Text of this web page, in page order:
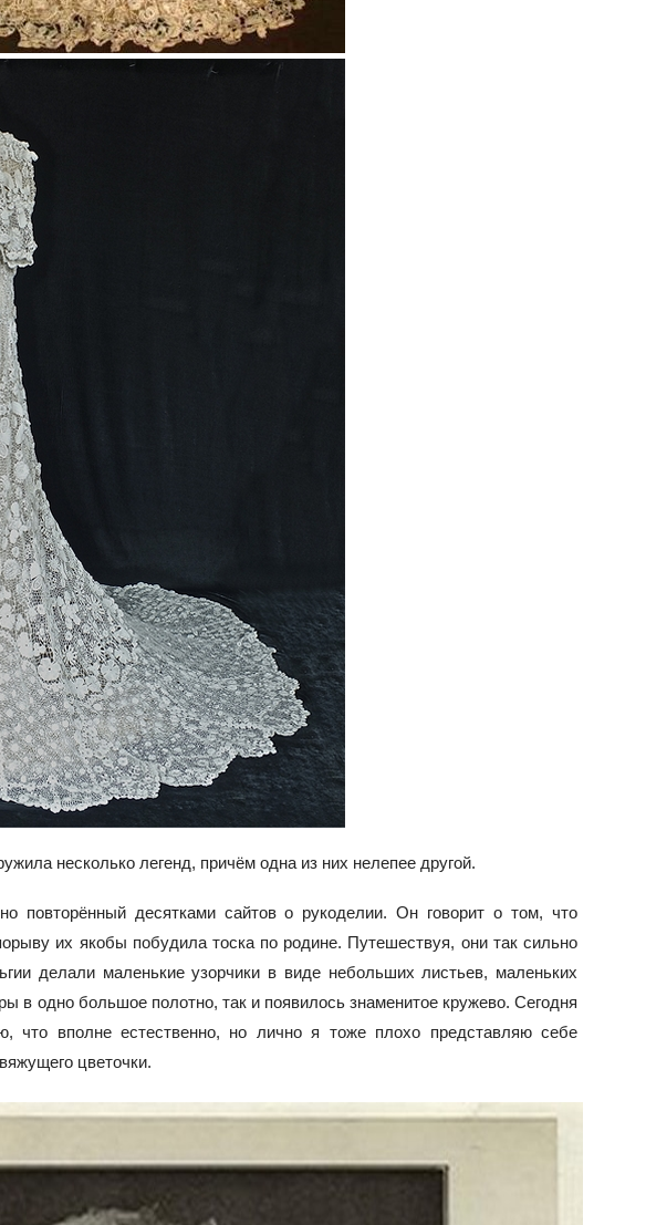
несколько легенд, причём одна из них нелепее другой.
повторённый десятками сайтов о рукоделии. Он говорит о том, что
их якобы побудила тоска по родине. Путешествуя, они так сильно
делали маленькие узорчики в виде небольших листьев, маленьких
в одно большое полотно, так и появилось знаменитое кружево. Сегодня
что вполне естественно, но лично я тоже плохо представляю себе
цветочки.